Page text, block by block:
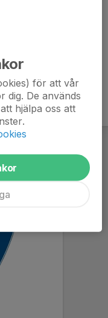
för att vår
dig. De används
hjälpa oss att